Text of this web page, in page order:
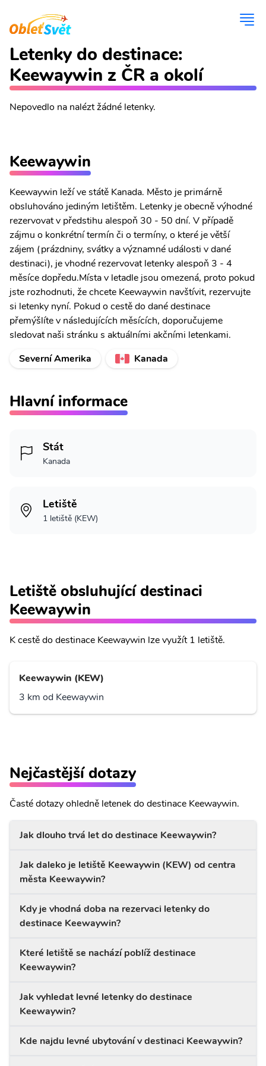
Letenky do destinace:
Keewaywin z ČR a okolí
Nepovedlo na nalézt žádné letenky.
Keewaywin
Keewaywin leží ve státě Kanada. Město je primárně
obsluhováno jediným letištěm. Letenky je obecně výhodné
rezervovat v předstihu alespoň 30 - 50 dní. V případě
zájmu o konkrétní termín či o termíny, o které je větší
zájem (prázdniny, svátky a významné události v dané
destinaci), je vhodné rezervovat letenky alespoň 3 - 4
měsíce dopředu.Místa v letadle jsou omezená, proto pokud
jste rozhodnuti, že chcete Keewaywin navštívit, rezervujte
si letenky nyní. Pokud o cestě do dané destinace
přemýšlíte v následujících měsících, doporučujeme
sledovat naši stránku s aktuálními akčními letenkami.
Severní Amerika
Kanada
Hlavní informace
Stát
Kanada
Letiště
1 letiště (KEW)
Letiště obsluhující destinaci
Keewaywin
K cestě do destinace Keewaywin lze využít 1 letiště.
Keewaywin (KEW)
3 km od Keewaywin
Nejčastější dotazy
Časté dotazy ohledně letenek do destinace Keewaywin.
Jak dlouho trvá let do destinace Keewaywin?
Jak daleko je letiště Keewaywin (KEW) od centra
města Keewaywin?
Kdy je vhodná doba na rezervaci letenky do
destinace Keewaywin?
Které letiště se nachází poblíž destinace
Keewaywin?
Jak vyhledat levné letenky do destinace
Keewaywin?
Kde najdu levné ubytování v destinaci Keewaywin?